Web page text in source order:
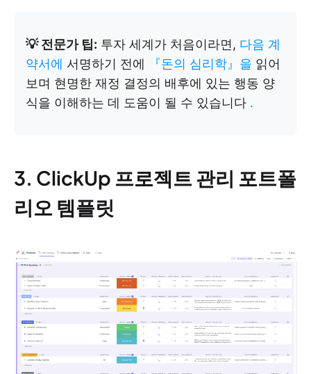
💡 전문가 팁: 투자 세계가 처음이라면, 다음 계
약서에 서명하기 전에 『돈의 심리학』을 읽어
보며 현명한 재정 결정의 배후에 있는 행동 양
식을 이해하는 데 도움이 될 수 있습니다 .
3. ClickUp 프로젝트 관리 포트폴
리오 템플릿